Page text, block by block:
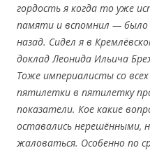
гордость я когда то уже
памяти и вспомнил — было
назад. Сидел я в
доклад Леонида Ильича
Тоже империалисты со
пятилетки в пятилетку
показатели. Кое какие
оставались нерешёнными,
жаловаться. Особенно по